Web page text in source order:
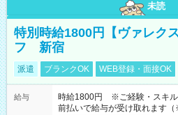
未読
特別時給1800円【ヴァレク
フ 新宿
派遣 ブランクOK WEB登録・面接OK
給与
時給1800円 ※ご経験・スキル
前払いで給与が受け取れます（